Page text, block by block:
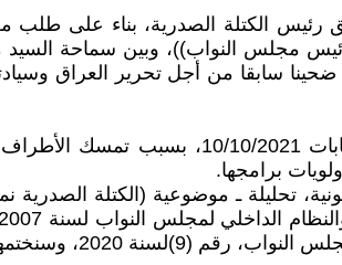
12/6/2022 الى رئيس مجلس النواب عن طريق رئيس الكتلة
مجلس النواب))، وبين سماحة السيد
سابقا من أجل تحرير العراق
علما جاءت هذه الخطوة من زعيم التيار الصدري نتيجة الانسداد الحاصل
برامجها.
تحليلة ـ موضوعية (الكتلة